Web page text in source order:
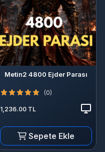
Metin2 4800 Ejder Parası
(0)
1,236.00 TL
Sepete Ekle